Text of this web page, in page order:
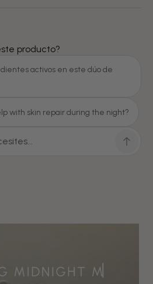
producto?
activos en este dúo de
with skin repair during the night?